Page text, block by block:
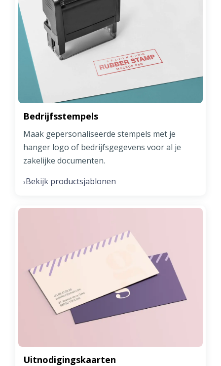
Bedrijfsstempels
Maak gepersonaliseerde stempels met je
hanger logo of bedrijfsgegevens voor al je
zakelijke documenten.
›Bekijk productsjablonen
Uitnodigingskaarten